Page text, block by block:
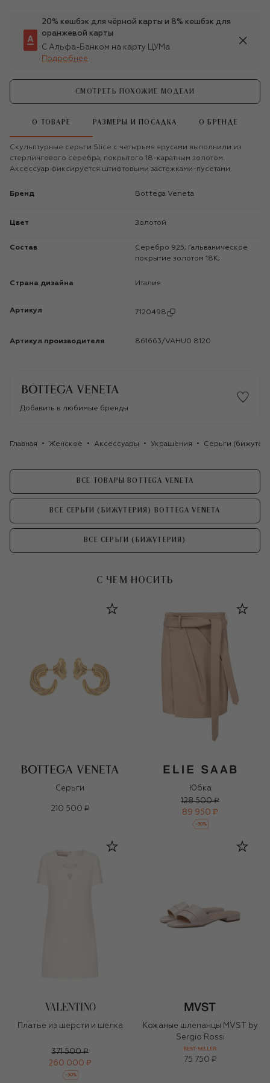
20% кешбэк для чёрной карты и 8% кешбэк для
оранжевой карты
С Альфа-Банком на карту ЦУМа
Подробнее
СМОТРЕТЬ ПОХОЖИЕ МОДЕЛИ
О ТОВАРЕ РАЗМЕРЫ И ПОСАДКА О БРЕНДЕ
Скульптурные серьги Slice с четырьмя ярусами выполнили из
стерлингового серебра, покрытого 18-каратным золотом.
Аксессуар фиксируется штифтовыми застежками-пусетами.
Бренд Bottega Veneta
Цвет Золотой
Состав
Серебро 925; Гальваническое
покрытие золотом 18К;
Страна дизайна Италия
Артикул 7120498
Артикул производителя 861663/VAHU0 8120
Добавить в любимые бренды
Главная Женское Аксессуары Украшения Серьги
ВСЕ ТОВАРЫ BOTTEGA VENETA
ВСЕ СЕРЬГИ (БИЖУТЕРИЯ) BOTTEGA VENETA
ВСЕ СЕРЬГИ (БИЖУТЕРИЯ)
С ЧЕМ НОСИТЬ
Серьги
210 500 ₽
Юбка
128 500 ₽
89 950 ₽
-30%
Платье из шерсти и шелка
371 500 ₽
260 000 ₽
-30%
Кожаные шлепанцы MVST by
Sergio Rossi
BEST-SELLER
75 750 ₽